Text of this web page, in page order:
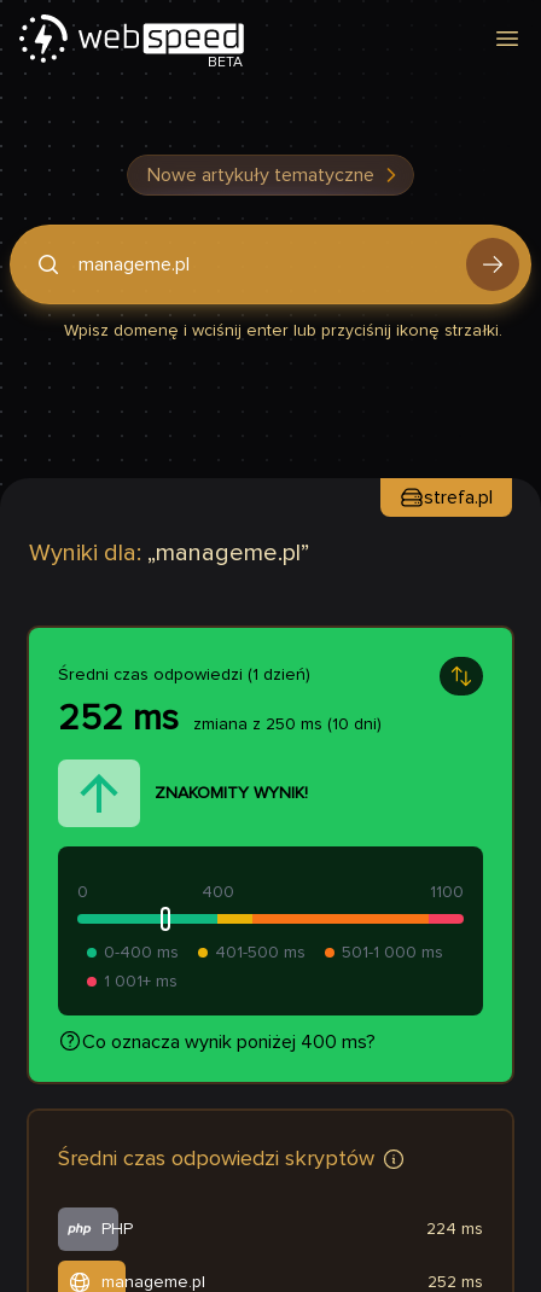
BETA
Nowe artykuły tematyczne
Podaj domenę, by sprawdzić, czy Twoja strona jest szybka
Wpisz domenę i wciśnij enter lub przyciśnij ikonę strzałki.
Wyniki dla: „manageme.pl ”
strefa.pl
Średni czas odpowiedzi (1 dzień)
252 ms zmiana z 250 ms (10 dni)
ZNAKOMITY WYNIK!
400
0 1100
0-400 ms 401-500 ms
501-1 000 ms
1 001+ ms
Co oznacza wynik poniżej 400 ms?
Średni czas odpowiedzi skryptów
PHP
manageme.pl
224 ms
252 ms